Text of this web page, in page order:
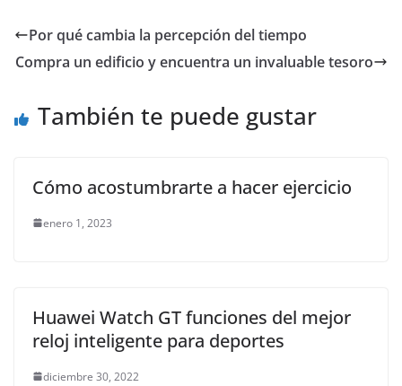
e
b
o
er l s
A
p
e
n
er
gr
a
p
ar
Por qué cambia la percepción del tiempo
Compra un edificio y encuentra un invaluable tesoro
También te puede gustar
Cómo acostumbrarte a hacer ejercicio
enero 1, 2023
Huawei Watch GT funciones del mejor
reloj inteligente para deportes
diciembre 30, 2022